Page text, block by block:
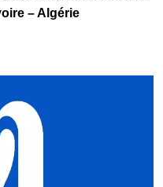
– Algérie